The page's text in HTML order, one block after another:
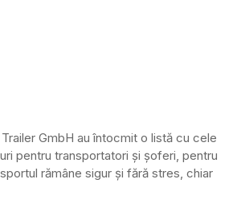
GmbH au întocmit o listă cu cele
pentru transportatori și șoferi, pentru
rămâne sigur și fără stres, chiar